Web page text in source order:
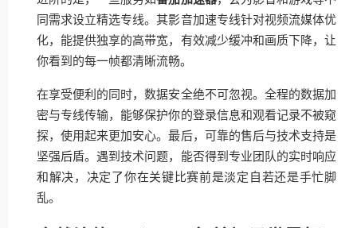
同需求设立精选专线。其影音加速专线针对视频流媒体优
化，能提供独享的高带宽，有效减少缓冲和画质下降，让
你看到的每一帧都清晰流畅。
在享受便利的同时，数据安全绝不可忽视。全程的数据加
密与专线传输，能够保护你的登录信息和观看记录不被窥
探，使用起来更加安心。最后，可靠的售后与技术支持是
坚强后盾。遇到技术问题，能否得到专业团队的实时响应
和解决，决定了你在关键比赛前是淡定自若还是手忙脚
乱。